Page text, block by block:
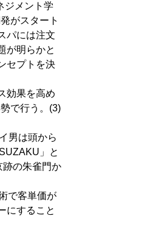
ジメント学
がスタート
パには注文
が明らかと
セプトを決
効果を高め
で行う。(3)
男は頭から
」と
跡の朱雀門か
で客単価が
にすること